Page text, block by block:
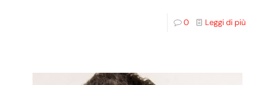
0 Leggi di più